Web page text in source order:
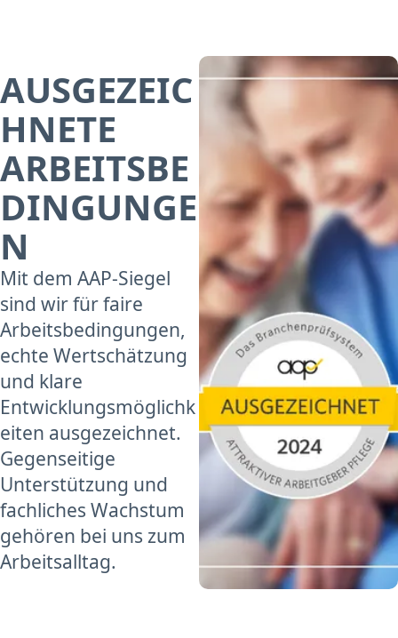
AUSGEZEIC
HNETE
ARBEITSBE
DINGUNGE
N
Mit dem AAP-Siegel
sind wir für faire
Arbeitsbedingungen,
echte Wertschätzung
und klare
Entwicklungsmöglichk
eiten ausgezeichnet.
Gegenseitige
Unterstützung und
fachliches Wachstum
gehören bei uns zum
Arbeitsalltag.